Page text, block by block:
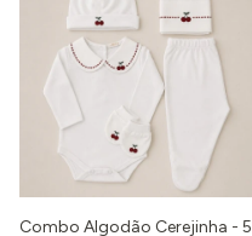
Combo Algodão Cerejinha - 5